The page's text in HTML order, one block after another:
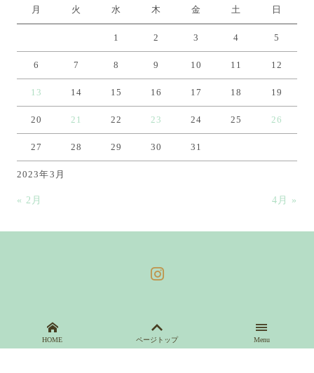
2023年3月
月 火 水 木 金 土 日
1 2 3 4 5
6 7 8 9 10 11 12
13 14 15 16 17 18 19
20 21 22 23 24 25 26
27 28 29 30 31
« 2月 4月 »
HOME ページトップ Menu